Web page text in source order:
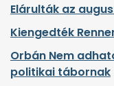
Elárulták az
Kiengedték
Orbán Nem
politikai tábornak